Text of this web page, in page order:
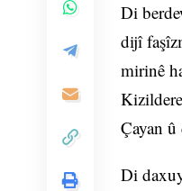
Di
dijî
mirinê
Çayan
Di